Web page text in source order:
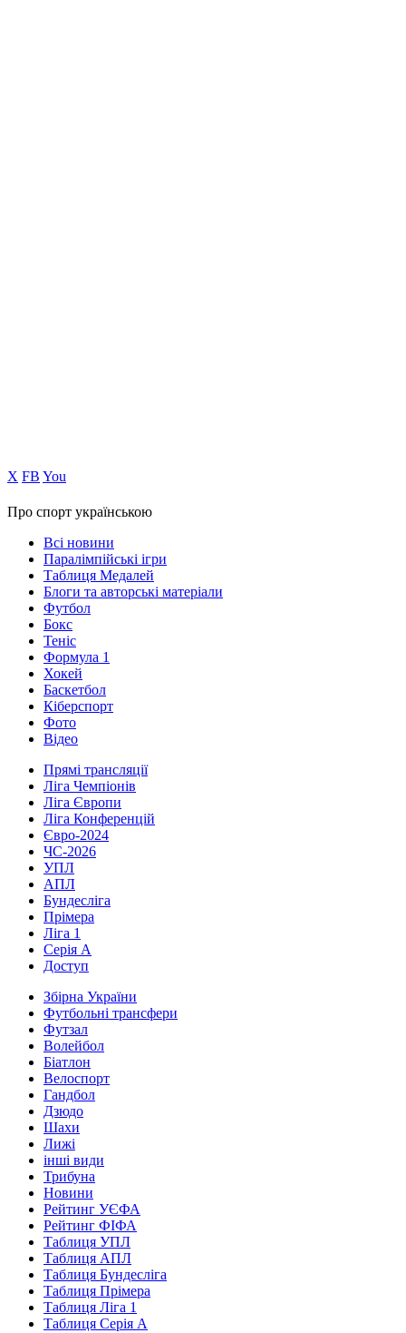
Х FB You
Про спорт українською
Всі новини
Паралімпійські ігри
Таблиця Медалей
Блоги та авторські матеріали
Футбол
Бокс
Теніс
Формула 1
Хокей
Баскетбол
Кіберспорт
Фото
Відео
Прямі трансляції
Ліга Чемпіонів
Ліга Європи
Ліга Конференцій
Євро-2024
ЧС-2026
УПЛ
АПЛ
Бундесліга
Прімера
Ліга 1
Серія А
Доступ
Збірна України
Футбольні трансфери
Футзал
Волейбол
Біатлон
Велоспорт
Гандбол
Дзюдо
Шахи
Лижі
інші види
Трибуна
Новини
Рейтинг УЄФА
Рейтинг ФІФА
Таблиця УПЛ
Таблиця АПЛ
Таблиця Бундесліга
Таблиця Прімера
Таблиця Ліга 1
Таблиця Серія А